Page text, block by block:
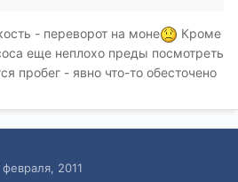
- переворот на моне
Кроме
еще неплохо преды посмотреть
пробег - явно что-то обесточено
февраля, 2011